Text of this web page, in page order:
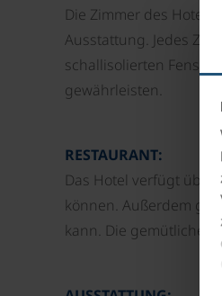
Die Zimmer des
Ausstattung. Jedes
schallisolierten
gewährleisten.
RESTAURANT:
Das Hotel verfügt über
können. Außerdem
kann. Die gemütliche